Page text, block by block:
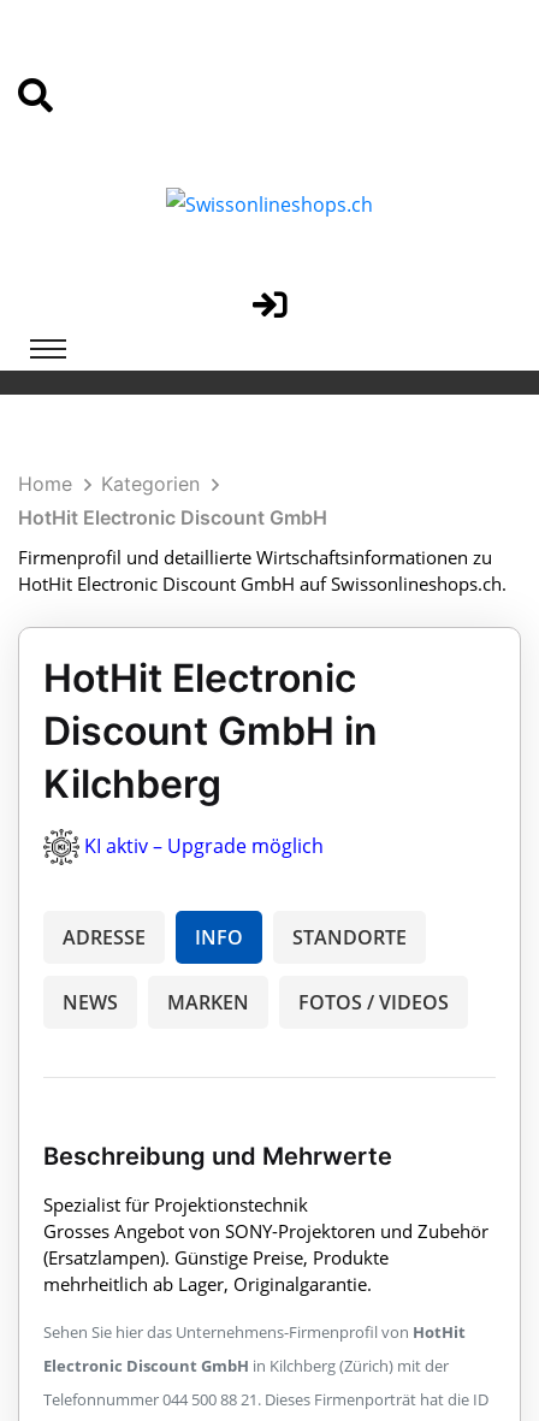
Home
Kategorien
HotHit Electronic Discount GmbH
Firmenprofil und detaillierte Wirtschaftsinformationen zu
HotHit Electronic Discount GmbH auf Swissonlineshops.ch.
HotHit Electronic
Discount GmbH in
Kilchberg
KI aktiv – Upgrade möglich
ADRESSE INFO STANDORTE
NEWS MARKEN FOTOS / VIDEOS
Beschreibung und Mehrwerte
Spezialist für Projektionstechnik
Grosses Angebot von SONY-Projektoren und Zubehör
(Ersatzlampen). Günstige Preise, Produkte
mehrheitlich ab Lager, Originalgarantie.
Sehen Sie hier das Unternehmens-Firmenprofil von HotHit
Electronic Discount GmbH in Kilchberg (Zürich) mit der
Telefonnummer 044 500 88 21. Dieses Firmenporträt hat die ID